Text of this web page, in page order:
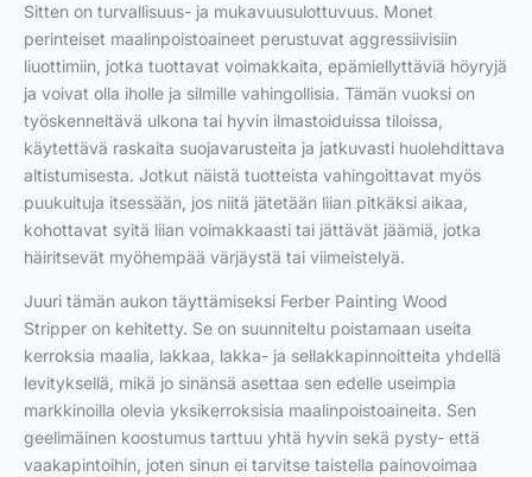
Sitten on turvallisuus- ja mukavuusulottuvuus. Monet
perinteiset maalinpoistoaineet perustuvat aggressiivisiin
liuottimiin, jotka tuottavat voimakkaita, epämiellyttäviä höyryjä
ja voivat olla iholle ja silmille vahingollisia. Tämän vuoksi on
työskenneltävä ulkona tai hyvin ilmastoiduissa tiloissa,
käytettävä raskaita suojavarusteita ja jatkuvasti huolehdittava
altistumisesta. Jotkut näistä tuotteista vahingoittavat myös
puukuituja itsessään, jos niitä jätetään liian pitkäksi aikaa,
kohottavat syitä liian voimakkaasti tai jättävät jäämiä, jotka
häiritsevät myöhempää värjäystä tai viimeistelyä.
Juuri tämän aukon täyttämiseksi Ferber Painting Wood
Stripper on kehitetty. Se on suunniteltu poistamaan useita
kerroksia maalia, lakkaa, lakka- ja sellakkapinnoitteita yhdellä
levityksellä, mikä jo sinänsä asettaa sen edelle useimpia
markkinoilla olevia yksikerroksisia maalinpoistoaineita. Sen
geelimäinen koostumus tarttuu yhtä hyvin sekä pysty- että
vaakapintoihin, joten sinun ei tarvitse taistella painovoimaa